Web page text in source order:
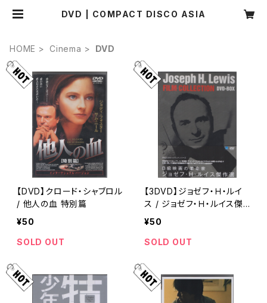
DVD | COMPACT DISCO ASIA
HOME Cinema DVD
【DVD】クロード・シャブロル
/ 他人の血 特別篇
¥50
SOLD OUT
【3DVD】ジョゼフ・Ｈ・ルイ
ス / ジョゼフ・Ｈ・ルイス傑
作選 DVD-BOX
¥50
SOLD OUT